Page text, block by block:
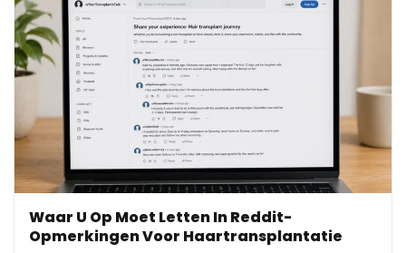
Waar U Op Moet Letten In Reddit-
Opmerkingen Voor Haartransplantatie